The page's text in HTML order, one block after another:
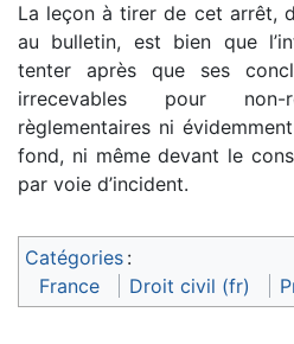
La leçon à tirer de cet arrêt,
au bulletin, est bien que
tenter après que ses
irrecevables pour
règlementaires ni
fond, ni même devant le
par voie d’incident.
Catégories :
France
Droit civil (fr)